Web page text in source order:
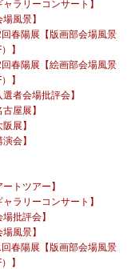
ラリーコンサート】
風景】
春陽展【版画部会場風景
】
春陽展【絵画部会場風景
】
者会場批評会】
屋展】
展】
会】
トツアー】
ラリーコンサート】
批評会】
風景】
春陽展【版画部会場風景
】